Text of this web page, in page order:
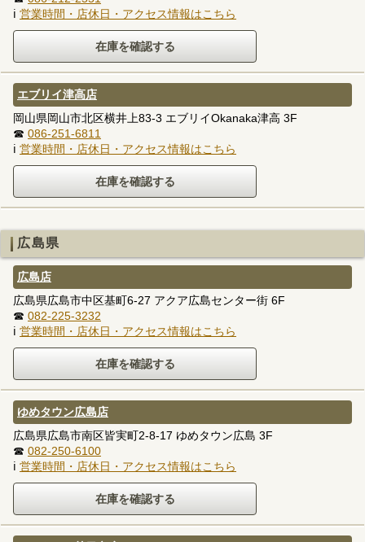
ℹ 営業時間・店休日・アクセス情報はこちら
エブリイ津高店
岡山県岡山市北区横井上83-3 エブリイOkanaka津高 3F
☎ 086-251-6811
ℹ 営業時間・店休日・アクセス情報はこちら
広島県
広島店
広島県広島市中区基町6-27 アクア広島センター街 6F
☎ 082-225-3232
ℹ 営業時間・店休日・アクセス情報はこちら
ゆめタウン広島店
広島県広島市南区皆実町2-8-17 ゆめタウン広島 3F
☎ 082-250-6100
ℹ 営業時間・店休日・アクセス情報はこちら